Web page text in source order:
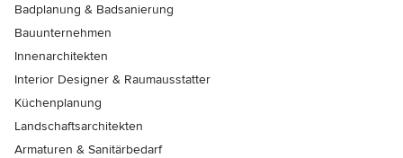
Badplanung & Badsanierung
Bauunternehmen
Innenarchitekten
Interior Designer & Raumausstatter
Küchenplanung
Landschaftsarchitekten
Armaturen & Sanitärbedarf